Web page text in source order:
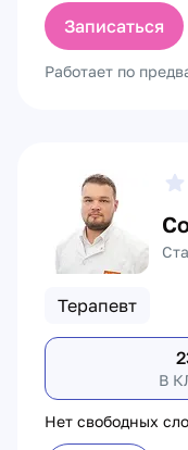
Записаться
Работает по
Терапевт
В
Нет свободных